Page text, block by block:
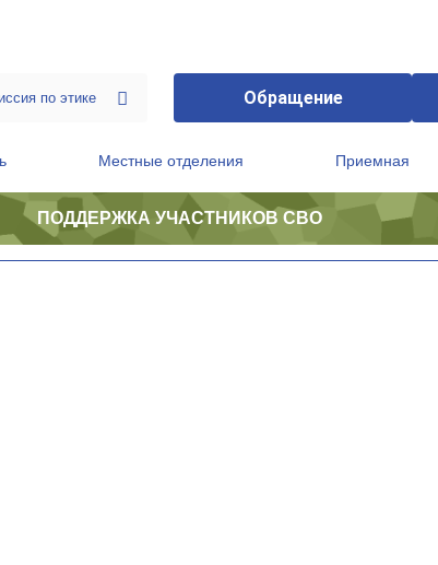
Обращение
Местные отделения Приемная
ПОДДЕРЖКА УЧАСТНИКОВ СВО